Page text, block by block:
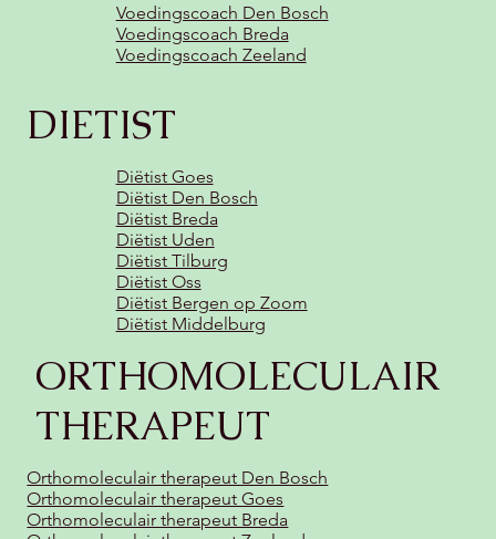
DIETIST
Diëtist Goes
Diëtist Den Bosch
Diëtist Breda
Diëtist Uden
Diëtist Tilburg
Diëtist Oss
Diëtist Bergen op Zoom
Diëtist Middelburg
Voedingscoach Den Bosch
Voedingscoach Breda
Voedingscoach Zeeland
ORTHOMOLECULAIR
THERAPEUT
Orthomoleculair therapeut Den Bosch
Orthomoleculair therapeut Goes
Orthomoleculair therapeut Breda